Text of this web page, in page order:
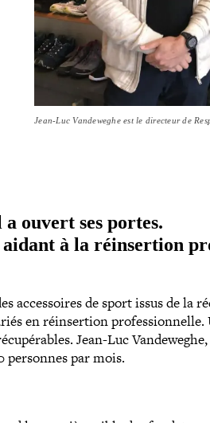
Jean-Luc Vandeweghe est le directeur de
ouvert ses portes.
aidant à la réin­ser­tion
acces­soires de sport issus de la
en réin­ser­tion pro­fes­sion­nelle.
Jean-​Luc
personnes par mois.